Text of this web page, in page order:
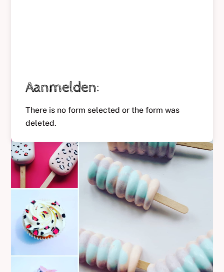
Aanmelden:
There is no form selected or the form was
deleted.